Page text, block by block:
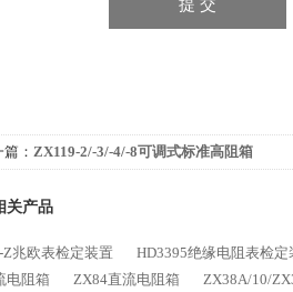
： ZX119-2/-3/-4/-8可调式标准高阻箱
关产品
Z兆欧表检定装置 HD3395绝缘电阻表检定
电阻箱
ZX84直流电阻箱 ZX38A/10/